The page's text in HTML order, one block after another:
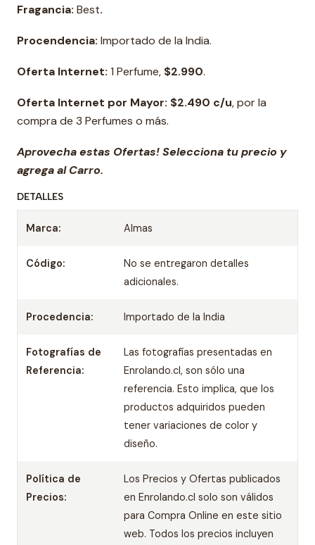
Fragancia: Best.
Procendencia: Importado de la India.
Oferta Internet: 1 Perfume, $2.990.
Oferta Internet por Mayor: $2.490 c/u, por la
compra de 3 Perfumes o más.
Aprovecha estas Ofertas! Selecciona tu precio y
agrega al Carro.
DETALLES
Marca: Almas
Código:
No se entregaron detalles
adicionales.
Procedencia: Importado de la India
Fotografías de
Referencia:
Las fotografías presentadas en
Enrolando.cl, son sólo una
referencia. Esto implica, que los
productos adquiridos pueden
tener variaciones de color y
diseño.
Política de
Precios:
Los Precios y Ofertas publicados
en Enrolando.cl solo son válidos
para Compra Online en este sitio
web. Todos los precios incluyen